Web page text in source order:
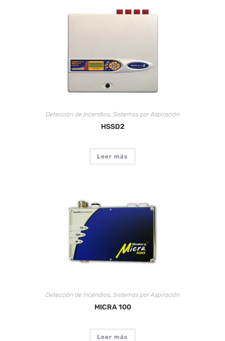
Detección de Incendios, Sistemas por Aspiración
HSSD2
Leer más
Detección de Incendios, Sistemas por Aspiración
MICRA 100
Leer más